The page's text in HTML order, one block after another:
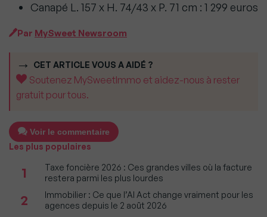
Canapé L. 157 x H. 74/43 x P. 71 cm : 1 299 euros
Par MySweet Newsroom
CET ARTICLE VOUS A AIDÉ ?
Soutenez MySweetImmo et aidez-nous à rester
gratuit pour tous.
Voir le commentaire
Les plus populaires
1
Taxe foncière 2026 : Ces grandes villes où la facture
restera parmi les plus lourdes
2
Immobilier : Ce que l’AI Act change vraiment pour les
agences depuis le 2 août 2026